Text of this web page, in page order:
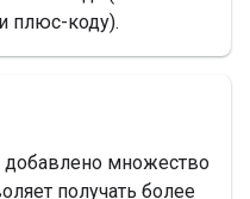
плюс-коду).
добавлено множество
получать более